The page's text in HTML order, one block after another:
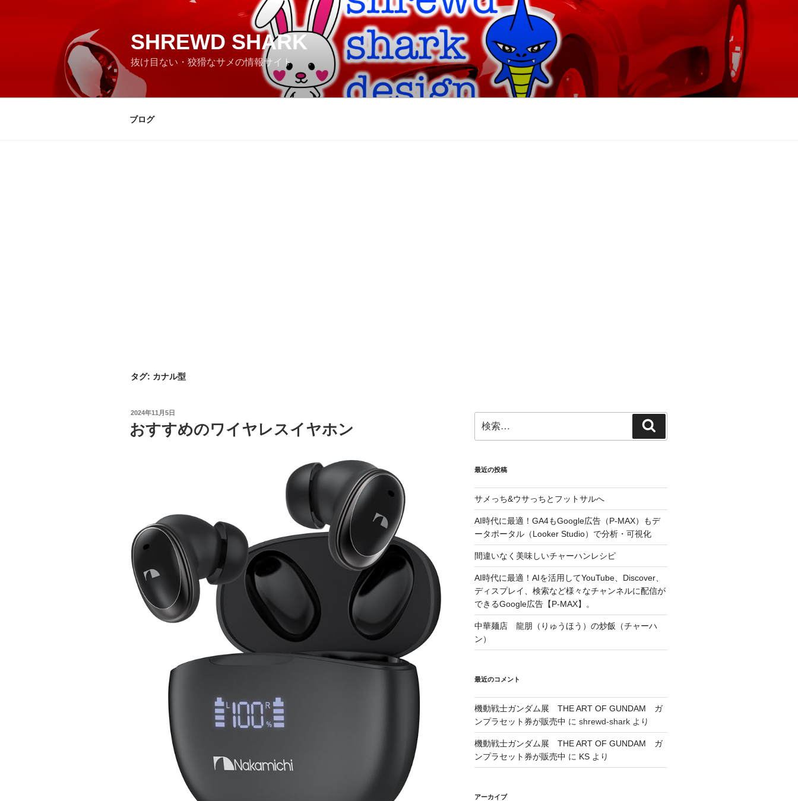
SHREWD SHARK
抜け目ない・狡猾なサメの情報サイト
ブログ
タグ: カナル型
投
稿
日:
2024年11月5日
おすすめのワイヤレスイヤホン
索:
索
最近の投稿
サメっち&ウサっちとフットサルへ
AI時代に最適！GA4もGoogle広告（P-MAX）もデ
ータポータル（Looker Studio）で分析・可視化
間違いなく美味しいチャーハンレシピ
AI時代に最適！AIを活用してYouTube、Discover、
ディスプレイ、検索など様々なチャンネルに配信が
できるGoogle広告【P-MAX】。
中華麺店 龍朋（りゅうほう）の炒飯（チャーハ
ン）
最近のコメント
機動戦士ガンダム展 THE ART OF GUNDAM ガ
ンプラセット券が販売中 に shrewd-sharkより
機動戦士ガンダム展 THE ART OF GUNDAM ガ
ンプラセット券が販売中 に KSより
アーカイブ